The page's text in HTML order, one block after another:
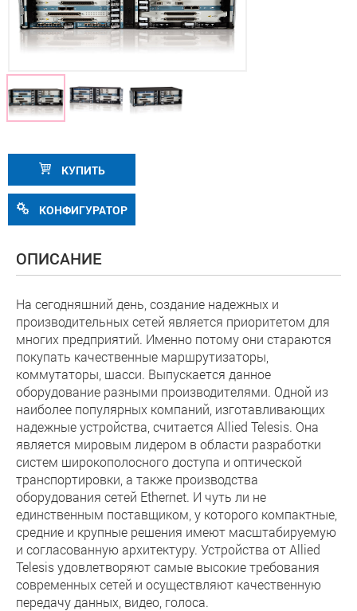
КУПИТЬ
КОНФИГУРАТОР
ОПИСАНИЕ
На сегодняшний день, создание надежных и
производительных сетей является приоритетом для
многих предприятий. Именно потому они стараются
покупать качественные маршрутизаторы,
коммутаторы, шасси. Выпускается данное
оборудование разными производителями. Одной из
наиболее популярных компаний, изготавливающих
надежные устройства, считается Allied Telesis. Она
является мировым лидером в области разработки
систем широкополосного доступа и оптической
транспортировки, а также производства
оборудования сетей Ethernet. И чуть ли не
единственным поставщиком, у которого компактные,
средние и крупные решения имеют масштабируемую
и согласованную архитектуру. Устройства от Allied
Telesis удовлетворяют самые высокие требования
современных сетей и осуществляют качественную
передачу данных, видео, голоса.